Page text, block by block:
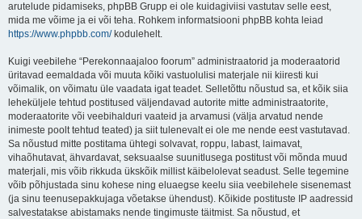
arutelude pidamiseks, phpBB Grupp ei ole kuidagiviisi vastutav selle eest,
mida me võime ja ei või teha. Rohkem informatsiooni phpBB kohta leiad
https://www.phpbb.com/kodulehelt.
Kuigi veebilehe “Perekonnaajaloo foorum” administraatorid ja moderaatorid
üritavad eemaldada või muuta kõiki vastuolulisi materjale nii kiiresti kui
võimalik, on võimatu üle vaadata igat teadet. Selletõttu nõustud sa, et kõik siia
leheküljele tehtud postitused väljendavad autorite mitte administraatorite,
moderaatorite või veebihalduri vaateid ja arvamusi (välja arvatud nende
inimeste poolt tehtud teated) ja siit tulenevalt ei ole me nende eest vastutavad.
Sa nõustud mitte postitama ühtegi solvavat, roppu, labast, laimavat,
vihaõhutavat, ähvardavat, seksuaalse suunitlusega postitust või mõnda muud
materjali, mis võib rikkuda ükskõik millist käibelolevat seadust. Selle tegemine
võib põhjustada sinu kohese ning eluaegse keelu siia veebilehele sisenemast
(ja sinu teenusepakkujaga võetakse ühendust). Kõikide postituste IP aadressid
salvestatakse abistamaks nende tingimuste täitmist. Sa nõustud, et